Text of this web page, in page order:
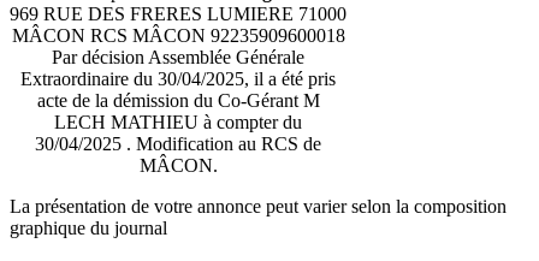
969 RUE DES FRERES LUMIERE 71000
MÂCON RCS MÂCON 92235909600018
Par décision Assemblée Générale
Extraordinaire du 30/04/2025, il a été pris
acte de la démission du Co-Gérant M
LECH MATHIEU à compter du
30/04/2025 . Modification au RCS de
MÂCON.
La présentation de votre annonce peut varier selon la composition
graphique du journal